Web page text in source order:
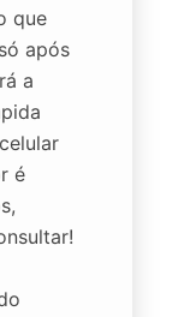
que
após
a
é